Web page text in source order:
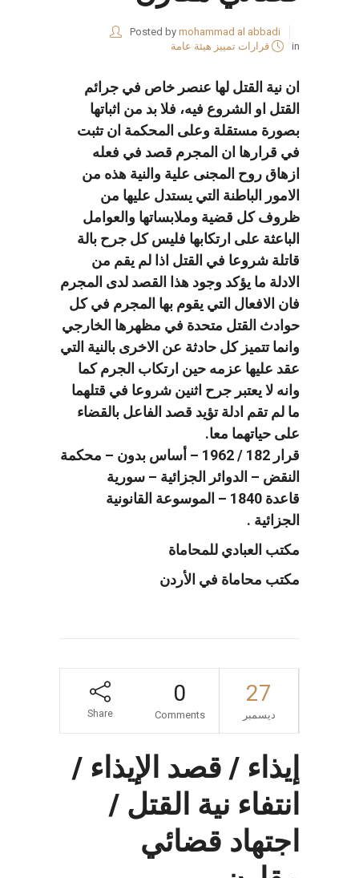
Posted by mohammad al abbadi
in
قرارات تمييز هيئة عامة
ان نية القتل لها عنصر خاص في جرائم
القتل او الشروع فيه، فلا بد من اثباتها
بصورة مستقلة وعلى المحكمة ان تثبت
في قرارها ان المجرم قصد في فعله
ازهاق روح المجنى علية والنية هذه من
الامور الباطنة التي يستدل عليها من
ظروف كل قضية وملابساتها والعوامل
الباعثة على ارتكابها فليس كل جرح بالة
قاتلة شروعا في القتل اذا لم يقم من
الادلة ما يؤكد وجود هذا القصد لدى المجرم
فان الافعال التي يقوم بها المجرم في كل
حوادث القتل متحدة في مظهرها الخارجي
وانما تتميز كل حادثة عن الاخرى بالنية التي
عقد عليها عزمه حين ارتكاب الجرم كما
وانه لا يعتبر جرح اثنين شروعا في قتلهما
ما لم تقم ادلة تؤيد قصد الفاعل بالقضاء
على حياتهما معا.
قرار 182 / 1962 – أساس بدون – محكمة
النقض – الدوائر الجزائية – سورية
قاعدة 1840 – الموسوعة القانونية
الجزائية .
مكتب العبادي للمحاماة
مكتب محاماة في الأردن
27
ديسمبر
0
Comments
Share
إيذاء / قصد الإيذاء /
انتفاء نية القتل /
اجتهاد قضائي